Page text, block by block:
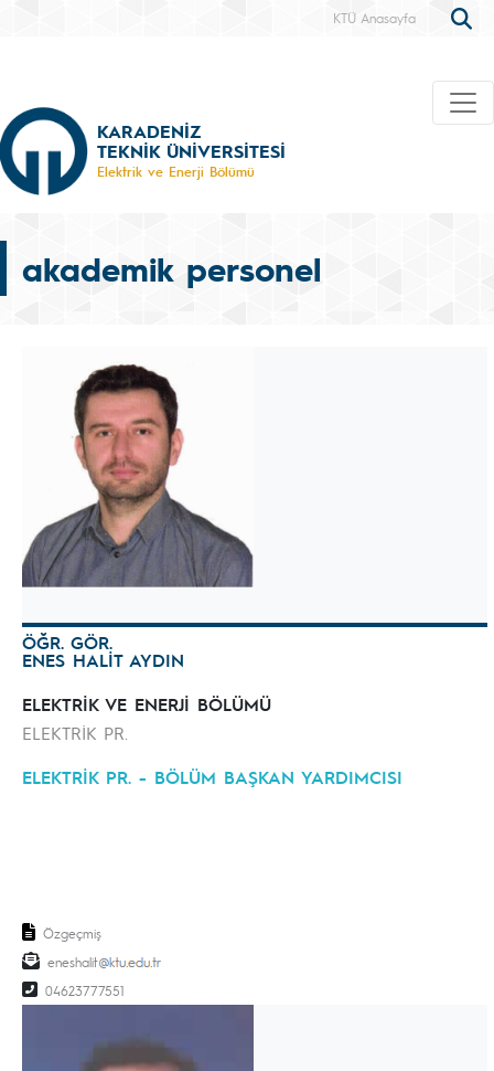
KTÜ Anasayfa
KARADENİZ
TEKNİK ÜNİVERSİTESİ
Elektrik ve Enerji Bölümü
akademik personel
ÖĞR. GÖR.
ENES HALİT AYDIN
ELEKTRİK VE ENERJİ BÖLÜMÜ
ELEKTRİK PR.
ELEKTRİK PR. - BÖLÜM BAŞKAN YARDIMCISI
Özgeçmiş
eneshalit
04623777551